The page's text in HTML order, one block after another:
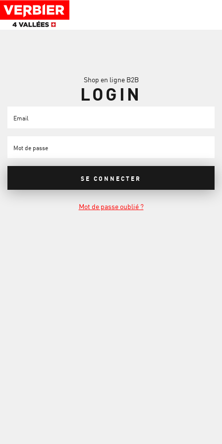
Passer au contenu principal
Passer à la table des contenus
Passer à la navigation principale
b2b.table-of-content
Login [4]
Shop en ligne B2B
LOGIN
Email
Mot de passe
SE CONNECTER
Mot de passe oublié ?